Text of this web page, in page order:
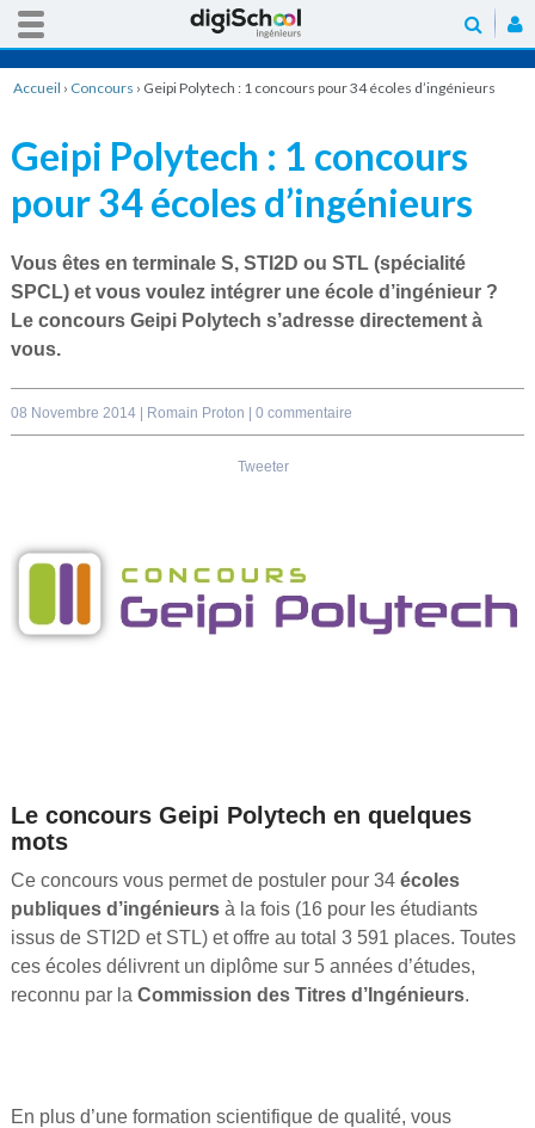
Accueil › Concours › Geipi Polytech : 1 concours pour 34 écoles d’ingénieurs
Geipi Polytech : 1 concours
pour 34 écoles d’ingénieurs
Vous êtes en terminale S, STI2D ou STL (spécialité
SPCL) et vous voulez intégrer une école d’ingénieur ?
Le concours Geipi Polytech s’adresse directement à
vous.
08 Novembre 2014 | Romain Proton 0 commentaire
Tweeter
Le concours Geipi Polytech en quelques
mots
Ce concours vous permet de postuler pour 34écoles
publiques d’ingénieursà la fois (16 pour les étudiants
issus de STI2D et STL) et offre au total 3 591 places. Toutes
ces écoles délivrent un diplôme sur 5 années d’études,
reconnu par la Commission des Titres d’Ingénieurs.
En plus d’une formation scientifique de qualité, vous